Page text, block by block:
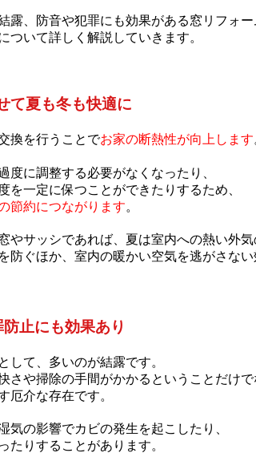
露、防音や犯罪にも効果がある窓リフォー
ついて詳しく解説していきます。
て夏も冬も快適に
換を行うことでお家の断熱性が向上します
度に調整する必要がなくなったり、
を一定に保つことができたりするため、
節約につながります。
やサッシであれば、夏は室内への熱い外気
防ぐほか、室内の暖かい空気を逃がさない
止にも効果あり
して、多いのが結露です。
さや掃除の手間がかかるということだけで
厄介な存在です。
気の影響でカビの発生を起こしたり、
たりすることがあります。